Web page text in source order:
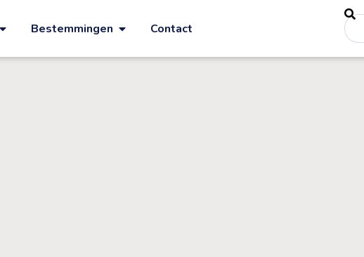
Bestemmingen Contact